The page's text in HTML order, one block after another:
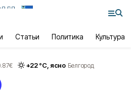
Статьи Политика Культура
€ +22°С, ясно Белгород